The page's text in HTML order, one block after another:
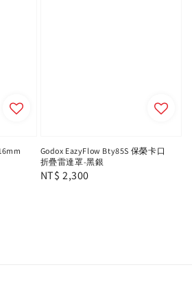
Godox EazyFlow Bty85S 保榮卡口
折疊雷達罩-黑銀
Regular
NT$ 2,300